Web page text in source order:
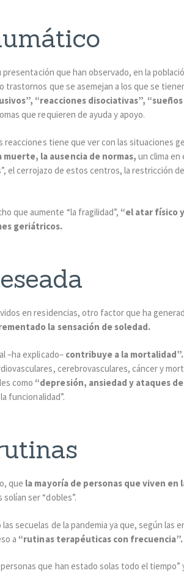
que han observado, en la
que se asemejan a los que se
“reacciones disociativas”,
que requieren de ayuda y apoyo.
reacciones tiene que ver con las situaciones
la ausencia de normas, un clima en
el cerrojazo de estos centros, la restricción
que aumente “la fragilidad”, “el atar físico
geriátricos.
en residencias, otro factor que ha
la sensación de soledad.
–ha explicado– contribuye a la
cerebrovasculares, cáncer y
como “depresión, ansiedad y ataques
funcionalidad”.
que la mayoría de personas que viven
ser “dobles”.
secuelas de la pandemia ya que, según las
a “rutinas terapéuticas con frecuencia”.
personas que han estado solas todo el